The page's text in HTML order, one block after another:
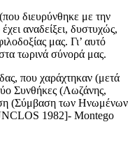
διευρύνθηκε με την
αναδείξει, δυστυχώς,
μας. Γι’ αυτό
τωρινά σύνορά μας.
που χαράχτηκαν (μετά
Συνθήκες (Λωζάνης,
(Σύμβαση των Ηνωμένων
1982]- Montego